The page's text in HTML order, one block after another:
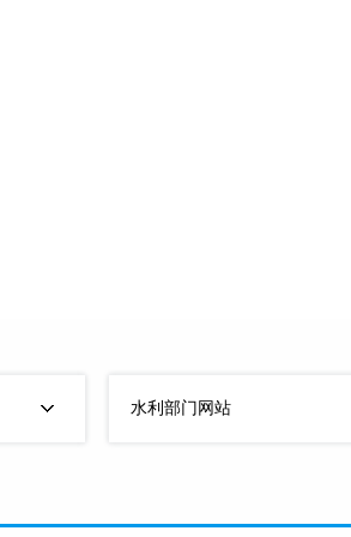
水利部门网站